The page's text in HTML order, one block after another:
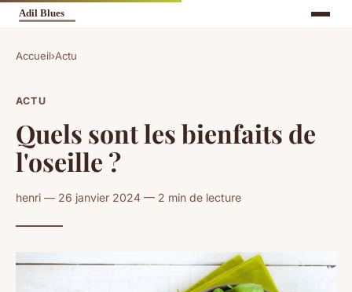
Accueil›Actu
ACTU
Quels sont les bienfaits de
l'oseille ?
henri — 26 janvier 2024 — 2 min de lecture